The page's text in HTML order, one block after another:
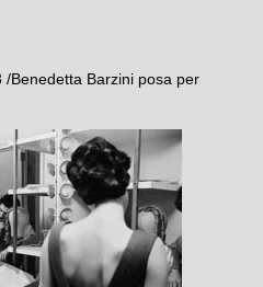
Benedetta Barzini posa per